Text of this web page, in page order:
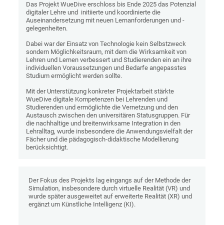
Das Projekt WueDive erschloss bis Ende 2025 das Potenzial
digitaler Lehre und initiierte und koordinierte die
Auseinandersetzung mit neuen Lernanforderungen und -
gelegenheiten.
Dabei war der Einsatz von Technologie kein Selbstzweck
sondern Möglichkeitsraum, mit dem die Wirksamkeit von
Lehren und Lernen verbessert und Studierenden ein an ihre
individuellen Voraussetzungen und Bedarfe angepasstes
Studium ermöglicht werden sollte.
Mit der Unterstützung konkreter Projektarbeit stärkte
WueDive digitale Kompetenzen bei Lehrenden und
Studierenden und ermöglichte die Vernetzung und den
Austausch zwischen den universitären Statusgruppen. Für
die nachhaltige und breitenwirksame Integration in den
Lehralltag, wurde insbesondere die Anwendungsvielfalt der
Fächer und die pädagogisch-didaktische Modellierung
berücksichtigt.
Der Fokus des Projekts lag eingangs auf der Methode der
Simulation, insbesondere durch virtuelle Realität (VR) und
wurde später ausgeweitet auf erweiterte Realität (XR) und
ergänzt um Künstliche Intelligenz (KI).